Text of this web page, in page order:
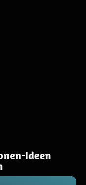
Ideen